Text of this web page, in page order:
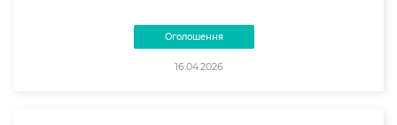
Оголошення
16.04.2026